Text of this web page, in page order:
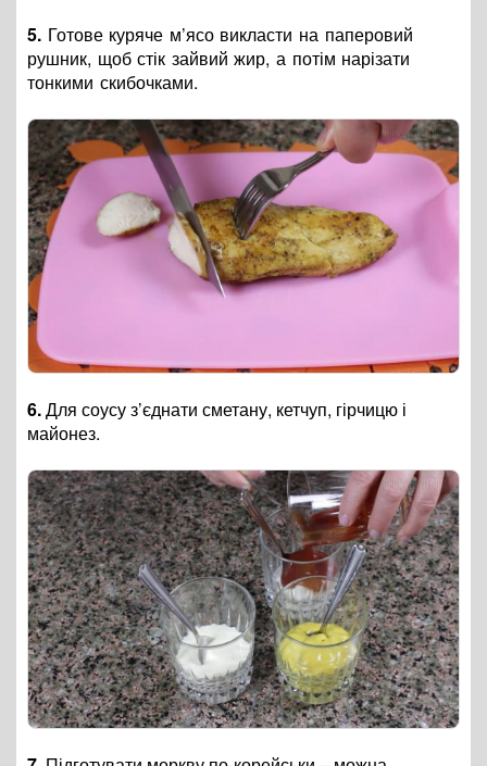
5. Готове куряче м’ясо викласти на паперовий
рушник, щоб стік зайвий жир, а потім нарізати
тонкими скибочками.
6.Для соусу з’єднати сметану, кетчуп, гірчицю і
майонез.